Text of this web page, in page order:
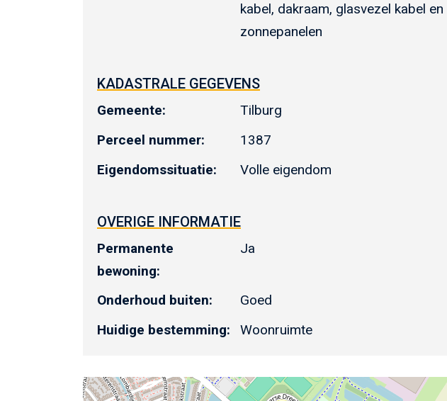
kabel, dakraam, glasvezel kabel en
zonnepanelen
KADASTRALE GEGEVENS
Gemeente: Tilburg
Perceel nummer:
1387
Eigendomssituatie: Volle eigendom
OVERIGE INFORMATIE
Permanente
bewoning:
Ja
Onderhoud buiten: Goed
Huidige bestemming:
Woonruimte